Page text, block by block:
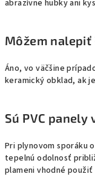
abrazívne hubky ani
Môžem nalepiť
Áno, vo väčšine
keramický obklad, ak
Sú PVC
Pri plynovom sporáku
tepelnú odolnosť
plameni vhodné